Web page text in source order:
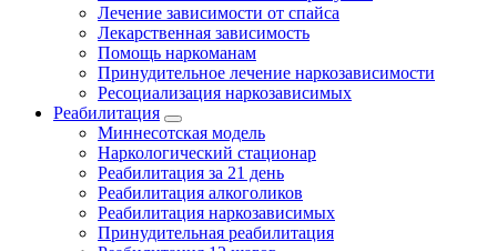
Лечение зависимости от спайса
Лекарственная зависимость
Помощь наркоманам
Принудительное лечение наркозависимости
Ресоциализация наркозависимых
Реабилитация
Миннесотская модель
Наркологический стационар
Реабилитация за 21 день
Реабилитация алкоголиков
Реабилитация наркозависимых
Принудительная реабилитация